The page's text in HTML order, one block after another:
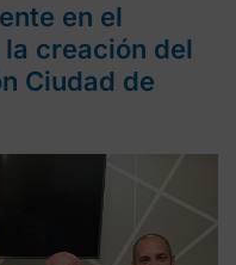
en el
creación del
Ciudad de